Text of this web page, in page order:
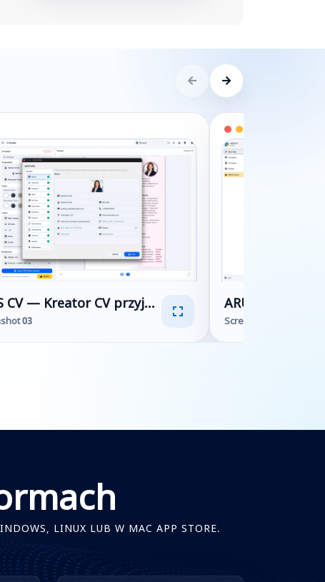
generator CV PDF
CV — Kreator CV przyjazny ATS i profesjonalny
03
ARUS CV —
Screenshot 04
LINUX LUB W MAC APP STORE.